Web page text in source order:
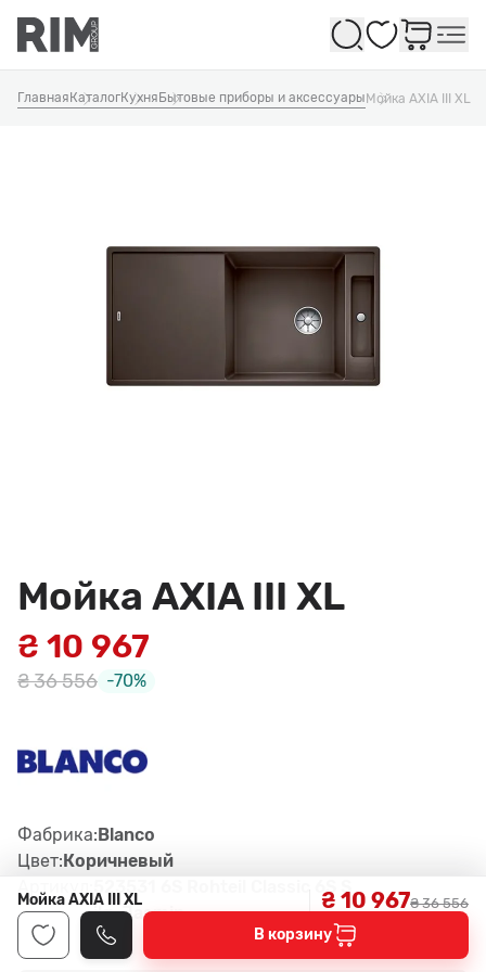
Избранное
Главная КаталогКухня Бытовые приборы и аксессуарыМойка AXIA III XL
Мойка AXIA III XL
₴ 10 967
₴ 36 556 -70%
Фабрика:Blanco
Цвет:Коричневый
Артикул:
523531 6S Rohteil Classic 6S S
ilg. Jasmin
Мойка AXIA III XL ₴ 10 967₴ 36 556
В корзину